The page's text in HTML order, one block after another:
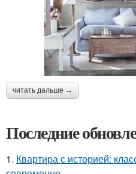
читать дальше →
Последние
1. Квартира с историей: